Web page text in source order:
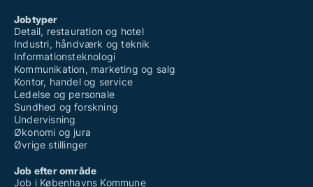
Jobtyper
Detail, restauration og hotel
Industri, håndværk og teknik
Informationsteknologi
Kommunikation, marketing og salg
Kontor, handel og service
Ledelse og personale
Sundhed og forskning
Undervisning
Økonomi og jura
Øvrige stillinger
Job efter område
Job i Københavns Kommune